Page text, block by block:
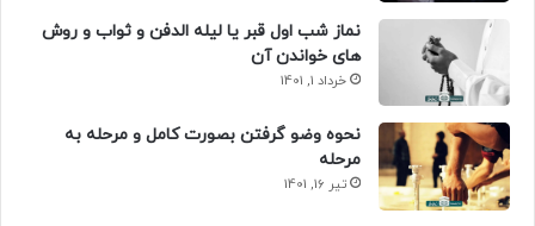
نماز شب اول قبر یا لیله الدفن و ثواب و روش
های خواندن آن
خرداد 1, 1401
نحوه وضو گرفتن بصورت کامل و مرحله به
مرحله
تیر 16, 1401